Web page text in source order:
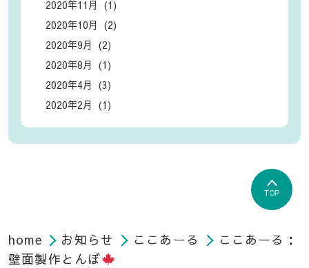
2020年11月 (1)
2020年10月 (2)
2020年9月 (2)
2020年8月 (1)
2020年4月 (3)
2020年2月 (1)
TOP
home お知らせ ここあーる
ここあーる：
壁面製作とんぼ